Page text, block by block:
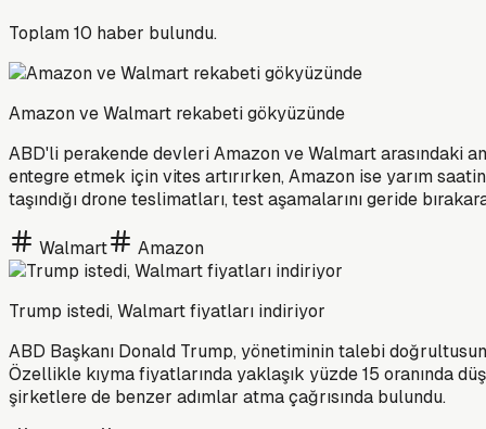
Toplam10 haber bulundu.
Amazon ve Walmart rekabeti gökyüzünde
ABD'li perakende devleri Amazon ve Walmart arasındaki
entegre etmek için vites artırırken, Amazon ise yarım
taşındığı drone teslimatları, test aşamalarını geride
Walmart Amazon
Trump istedi, Walmart fiyatları indiriyor
ABD Başkanı Donald Trump, yönetiminin talebi
Özellikle kıyma fiyatlarında yaklaşık yüzde 15 oranında
şirketlere de benzer adımlar atma çağrısında bulundu.